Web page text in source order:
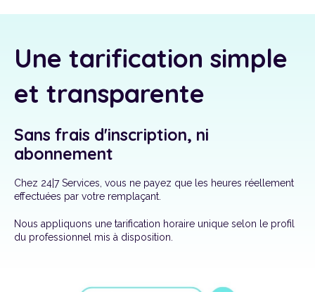
Je suis Candidat
A propos de 24|7
Une tarification simple
et transparente
Sans frais d'inscription, ni
abonnement
Chez 24|7 Services, vous ne payez que les heures réellement
effectuées par votre remplaçant.
Nous appliquons une tarification horaire unique selon le profil
du professionnel mis à disposition.